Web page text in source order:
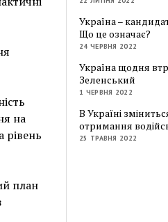
на
рівень
план
Україна –
Що це означає?
24 ЧЕРВНЯ 2022
Україна щодня
Зеленський
1 ЧЕРВНЯ 2022
В Україні
отримання
25 ТРАВНЯ 2022